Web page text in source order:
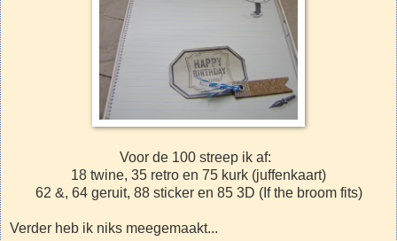
Voor de 100 streep ik af:
18 twine, 35 retro en 75 kurk (juffenkaart)
62 &, 64 geruit, 88 sticker en 85 3D (If the broom fits)
Verder heb ik niks meegemaakt...